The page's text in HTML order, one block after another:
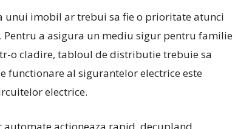
unui imobil ar trebui sa fie o prioritate atunci
Pentru a asigura un mediu sigur pentru familie
o cladire, tabloul de distributie trebuie sa
functionare al sigurantelor electrice este
electrice.